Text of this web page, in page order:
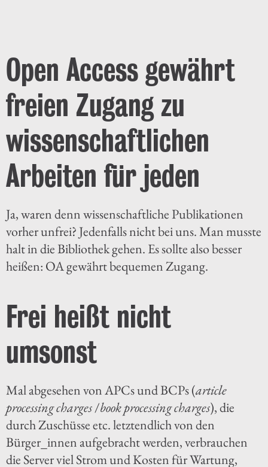
Open Access gewährt
freien Zugang zu
wissenschaftlichen
Arbeiten für jeden
Ja, waren denn wissenschaftliche Publikationen
vorher unfrei? Jedenfalls nicht bei uns. Man musste
halt in die Bibliothek gehen. Es sollte also besser
heißen: OA gewährt bequemen Zugang.
Frei heißt nicht
umsonst
Mal abgesehen von APCs und BCPs (article
processing charges/book processing charges), die
durch Zuschüsse etc. letztendlich von den
Bürger_innen aufgebracht werden, verbrauchen
die Server viel Strom und Kosten für Wartung,